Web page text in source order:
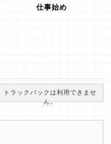
仕事始め
トラックバックは利用できませ
ん。